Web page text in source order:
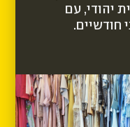
יהודי, עם
חודשיים.